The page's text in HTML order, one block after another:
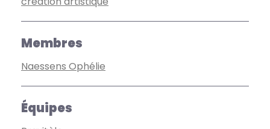
Membres
Naessens Ophélie
Équipes